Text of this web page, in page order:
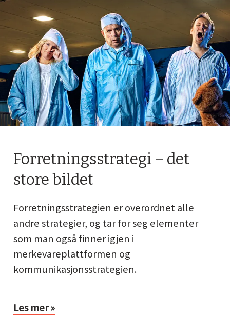
Forretningsstrategi – det
store bildet
Forretningsstrategien er overordnet alle
andre strategier, og tar for seg elementer
som man også finner igjen i
merkevareplattformen og
kommunikasjonsstrategien.
Les mer »